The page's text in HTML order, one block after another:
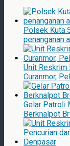
Polsek Kuta
penanganan
Unit Reskrim
Curanmor,
Gelar Patroli
Berknalpot